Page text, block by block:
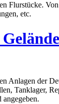
Flurstücke.
etc.
Anlagen der
Tanklager,